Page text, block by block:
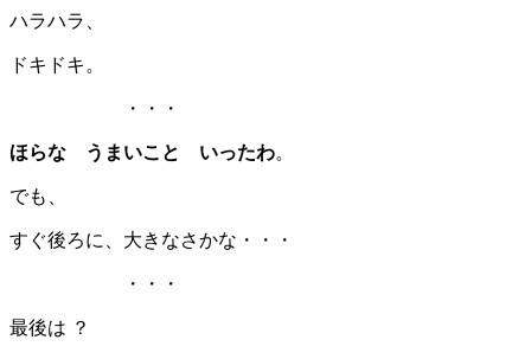
ハラハラ、
ドキドキ。
・・・
ほらな うまいこと いったわ。
でも、
すぐ後ろに、大きなさかな・・・
・・・
最後は ？